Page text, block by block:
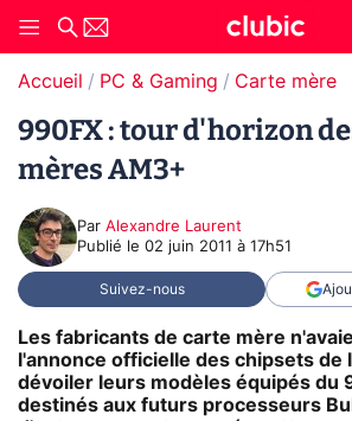
Accueil PC & Gaming Carte mère
990FX : tour d'horizon
mères AM3+
Par Alexandre Laurent
Publié le 02 juin 2011 à 17h51
Suivez-nous
Les fabricants de carte mère
l'annonce officielle des chipsets de
dévoiler leurs modèles équipés du
destinés aux futurs processeurs